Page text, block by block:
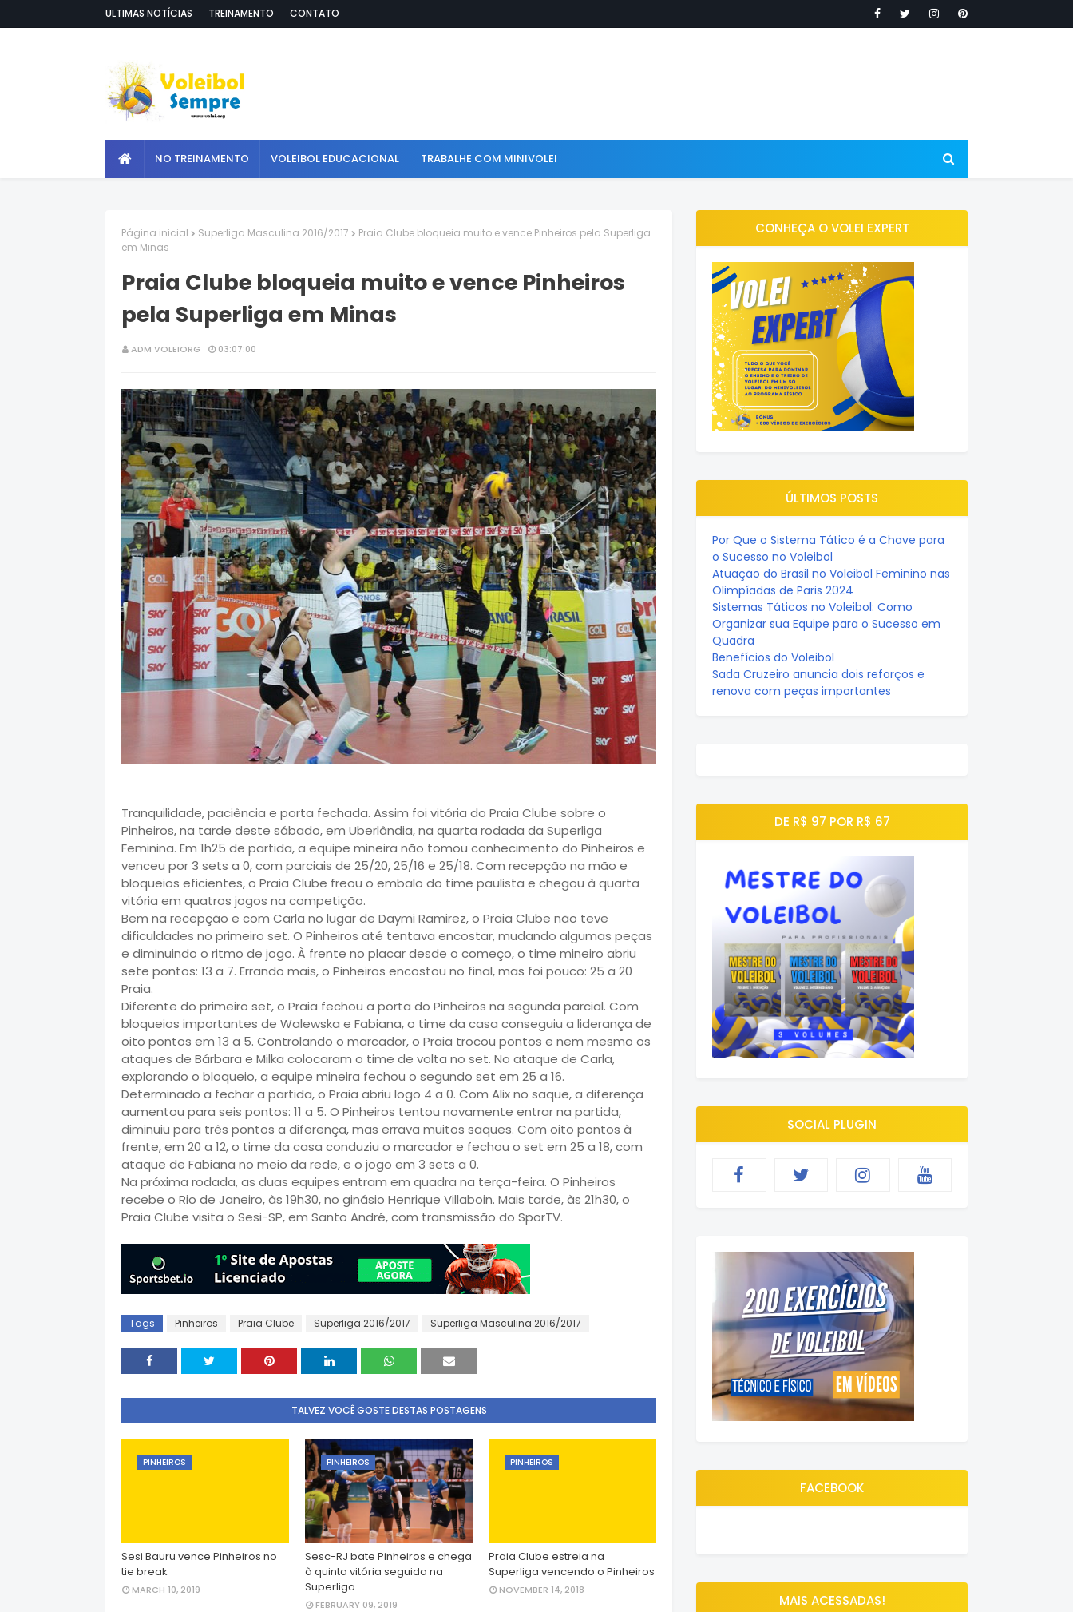
ULTIMAS NOTÍCIAS TREINAMENTO CONTATO
NO TREINAMENTO VOLEIBOL EDUCACIONAL TRABALHE COM MINIVOLEI
Página inicial Superliga Masculina 2016/2017
Praia Clube bloqueia muito e vence Pinheiros pela Superliga
em Minas
Praia Clube bloqueia muito e vence Pinheiros
pela Superliga em Minas
ADM VOLEIORG 03:07:00
Tranquilidade, paciência e porta fechada. Assim foi vitória do Praia Clube sobre o
Pinheiros, na tarde deste sábado, em Uberlândia, na quarta rodada da Superliga
Feminina. Em 1h25 de partida, a equipe mineira não tomou conhecimento do Pinheiros e
venceu por 3 sets a 0, com parciais de 25/20, 25/16 e 25/18. Com recepção na mão e
bloqueios eficientes, o Praia Clube freou o embalo do time paulista e chegou à quarta
vitória em quatros jogos na competição.
Bem na recepção e com Carla no lugar de Daymi Ramirez, o Praia Clube não teve
dificuldades no primeiro set. O Pinheiros até tentava encostar, mudando algumas peças
e diminuindo o ritmo de jogo. À frente no placar desde o começo, o time mineiro abriu
sete pontos: 13 a 7. Errando mais, o Pinheiros encostou no final, mas foi pouco: 25 a 20
Praia.
Diferente do primeiro set, o Praia fechou a porta do Pinheiros na segunda parcial. Com
bloqueios importantes de Walewska e Fabiana, o time da casa conseguiu a liderança de
oito pontos em 13 a 5. Controlando o marcador, o Praia trocou pontos e nem mesmo os
ataques de Bárbara e Milka colocaram o time de volta no set. No ataque de Carla,
explorando o bloqueio, a equipe mineira fechou o segundo set em 25 a 16.
Determinado a fechar a partida, o Praia abriu logo 4 a 0. Com Alix no saque, a diferença
aumentou para seis pontos: 11 a 5. O Pinheiros tentou novamente entrar na partida,
diminuiu para três pontos a diferença, mas errava muitos saques. Com oito pontos à
frente, em 20 a 12, o time da casa conduziu o marcador e fechou o set em 25 a 18, com
ataque de Fabiana no meio da rede, e o jogo em 3 sets a 0.
Na próxima rodada, as duas equipes entram em quadra na terça-feira. O Pinheiros
recebe o Rio de Janeiro, às 19h30, no ginásio Henrique Villaboin. Mais tarde, às 21h30, o
Praia Clube visita o Sesi-SP, em Santo André, com transmissão do SporTV.
Tags Pinheiros Praia Clube Superliga 2016/2017 Superliga Masculina 2016/2017
TALVEZ VOCÊ GOSTE DESTAS POSTAGENS
PINHEIROS
Sesi Bauru vence Pinheiros no
tie break
MARCH 10, 2019
PINHEIROS
Sesc-RJ bate Pinheiros e chega
à quinta vitória seguida na
Superliga
FEBRUARY 09, 2019
PINHEIROS
Praia Clube estreia na
Superliga vencendo o Pinheiros
NOVEMBER 14, 2018
CONHEÇA O VOLEI EXPERT
ÚLTIMOS POSTS
Por Que o Sistema Tático é a Chave para
o Sucesso no Voleibol
Atuação do Brasil no Voleibol Feminino nas
Olimpíadas de Paris 2024
Sistemas Táticos no Voleibol: Como
Organizar sua Equipe para o Sucesso em
Quadra
Benefícios do Voleibol
Sada Cruzeiro anuncia dois reforços e
renova com peças importantes
DE R$ 97 POR R$ 67
SOCIAL PLUGIN
FACEBOOK
MAIS ACESSADAS!